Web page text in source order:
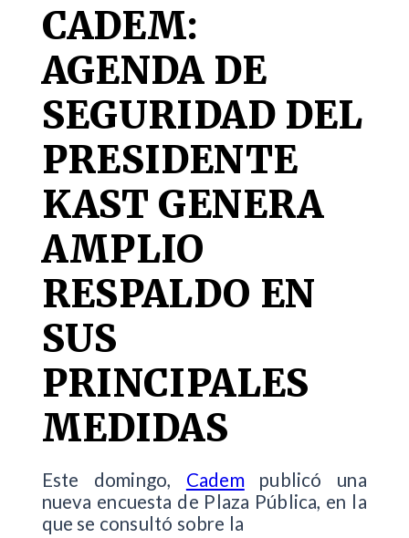
CADEM:
AGENDA DE
SEGURIDAD DEL
PRESIDENTE
KAST GENERA
AMPLIO
RESPALDO EN
SUS
PRINCIPALES
MEDIDAS
Este domingo, Cadempublicó una
nueva encuesta de Plaza Pública, en la
que se consultó sobre la